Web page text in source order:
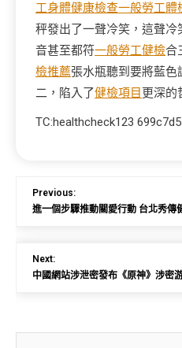
工身體健康檢查一般勞工體
秤發出了一聲冷笑，這聲冷
音甚至都符一般勞工健檢合
檢推薦張水瓶聽到要將藍
二，陷入了健檢項目 更深的
TC:healthcheck123
Previous:
進一個步驟推動關愛行動 台北秀傳
Next:
中國網站涉泄密發布《原神》涉密